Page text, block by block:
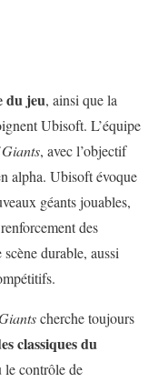
du jeu, ainsi que la
Ubisoft. L’équipe
, avec l’objectif
alpha. Ubisoft évoque
géants jouables,
des
durable, aussi
cherche toujours
classiques du
le contrôle de